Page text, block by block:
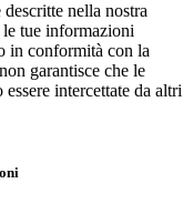
nella nostra
tue informazioni
in conformità con la
garantisce che le
intercettate da altri